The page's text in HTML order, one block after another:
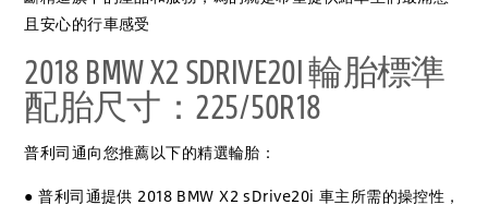
且安心的行車感受
2018 BMW X2 SDRIVE20I 輪胎標準
配胎尺寸：225/50R18
普利司通向您推薦以下的精選輪胎：
● 普利司通提供 2018 BMW X2 sDrive20i 車主所需的操控性，